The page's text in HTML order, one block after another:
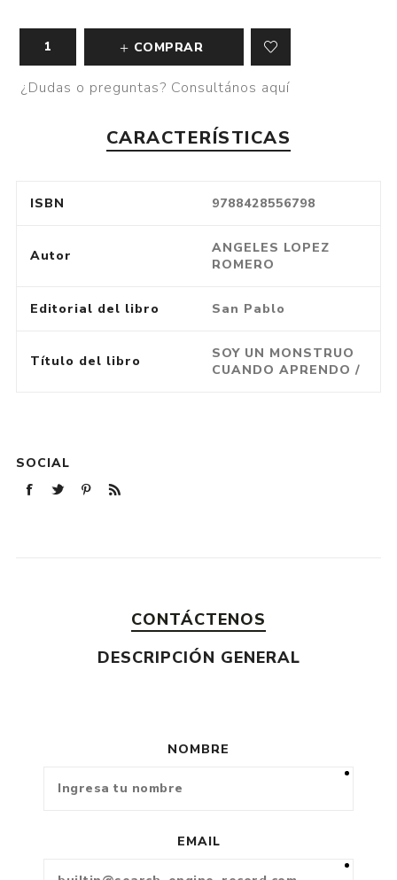
COMPRAR
¿Dudas o preguntas? Consultános aquí
CARACTERÍSTICAS
ISBN 9788428556798
Autor
ANGELES LOPEZ
ROMERO
Editorial del libro San Pablo
Título del libro
SOY UN MONSTRUO
CUANDO APRENDO /
SOCIAL
CONTÁCTENOS
DESCRIPCIÓN GENERAL
NOMBRE
EMAIL